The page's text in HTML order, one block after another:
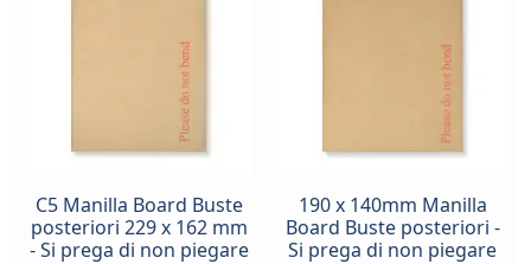
C5 Manilla Board Buste
posteriori 229 x 162 mm
- Si prega di non piegare
190 x 140mm Manilla
Board Buste posteriori -
Si prega di non piegare